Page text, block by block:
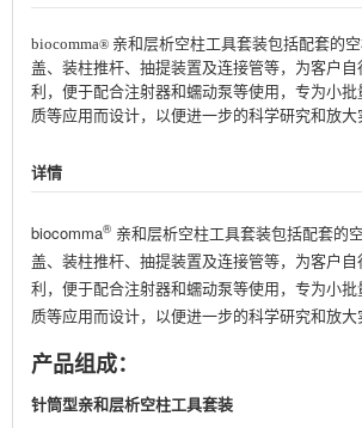
biocomma® 亲和层析空柱工具套装包括配套的
盖、装柱推杆、抽提装置及连接管等，为客户
利，便于配合注射器和蠕动泵等使用，专为小
质等应用而设计，以便进一步的科学研究和放大
详情
biocomma® 亲和层析空柱工具套装包括配套的
盖、装柱推杆、抽提装置及连接管等，为客户
利，便于配合注射器和蠕动泵等使用，专为小
质等应用而设计，以便进一步的科学研究和放大
产品组成：
针筒型亲和层析空柱工具套装